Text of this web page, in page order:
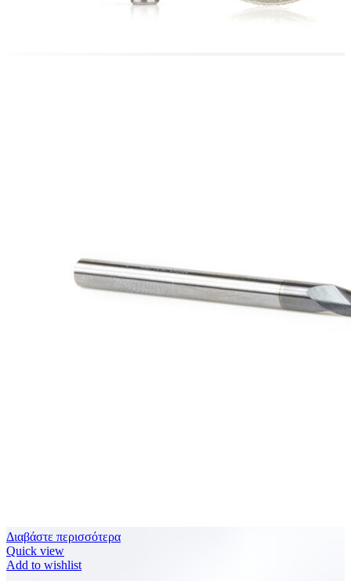
Διαβάστε περισσότερα
Quick view
Add to wishlist